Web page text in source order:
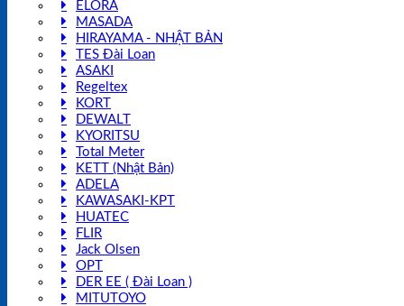
ELORA
MASADA
HIRAYAMA - NHẬT BẢN
TES Đài Loan
ASAKI
Regeltex
KORT
DEWALT
KYORITSU
Total Meter
KETT (Nhật Bản)
ADELA
KAWASAKI-KPT
HUATEC
FLIR
Jack Olsen
OPT
DER EE ( Đài Loan )
MITUTOYO